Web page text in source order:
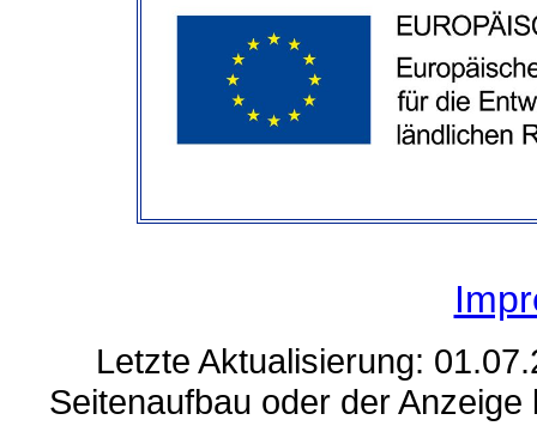
Letzte Aktualisierung:
Seitenaufbau oder der